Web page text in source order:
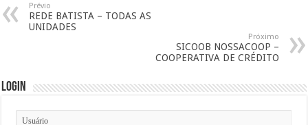
Prévio
REDE BATISTA – TODAS AS
UNIDADES
Próximo
SICOOB NOSSACOOP –
COOPERATIVA DE CRÉDITO
Login